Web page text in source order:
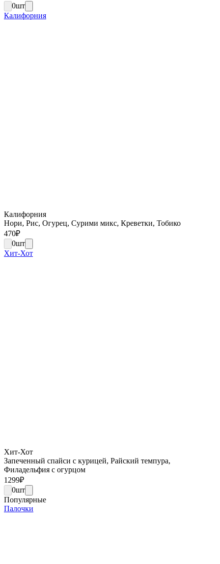
0шт
Калифорния
Калифорния
Нори, Рис, Огурец, Сурими микс, Креветки, Тобико
470₽
0шт
Хит-Хот
Хит-Хот
Запеченный спайси с курицей, Райский темпура,
Филадельфия с огурцом
1299₽
0шт
Популярные
Палочки